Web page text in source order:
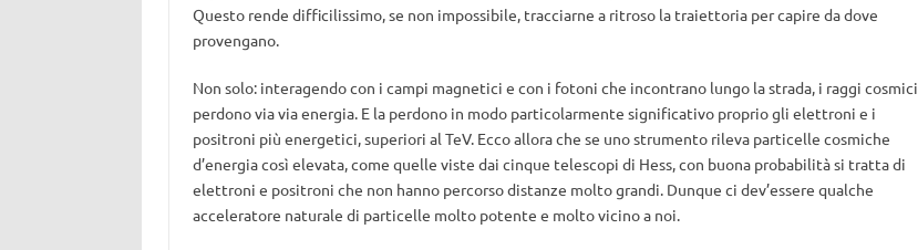
Questo rende difficilissimo, se non impossibile, tracciarne a ritroso la traiettoria per capire da dove
provengano.
Non solo: interagendo con i campi magnetici e con i fotoni che incontrano lungo la strada, i raggi cosmici
perdono via via energia. E la perdono in modo particolarmente significativo proprio gli elettroni e i
positroni più energetici, superiori al TeV. Ecco allora che se uno strumento rileva particelle cosmiche
d’energia così elevata, come quelle viste dai cinque telescopi di Hess, con buona probabilità si tratta di
elettroni e positroni che non hanno percorso distanze molto grandi. Dunque ci dev’essere qualche
acceleratore naturale di particelle molto potente e molto vicino a noi.